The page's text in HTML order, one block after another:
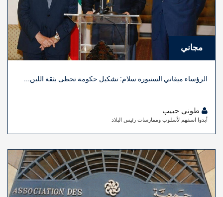
مجاني
الرؤساء ميقاتي السنيورة سلام: تشكيل حكومة تحظى بثقة اللبن...
أبدوا اسفهم لأسلوب وممارسات رئيس البلاد